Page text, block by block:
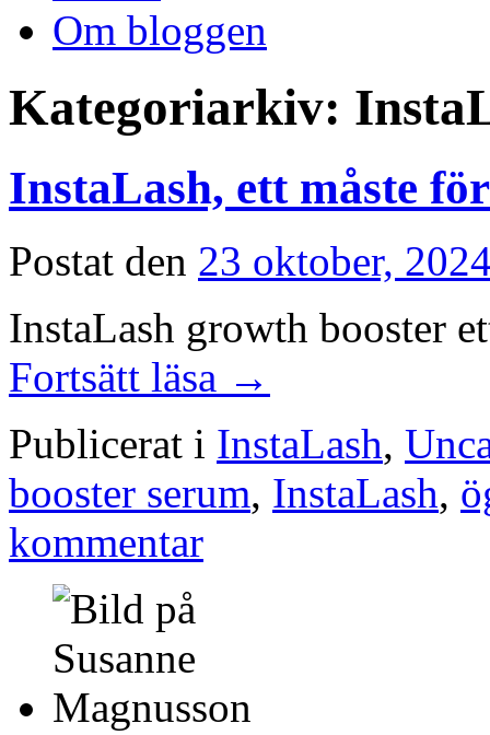
Om bloggen
Kategoriarkiv:
InstaLash, ett måste
Postat den 23 oktober,
InstaLash growth booster
Fortsätt läsa →
Publicerat i InstaLash,
booster serum, InstaLash,
kommentar